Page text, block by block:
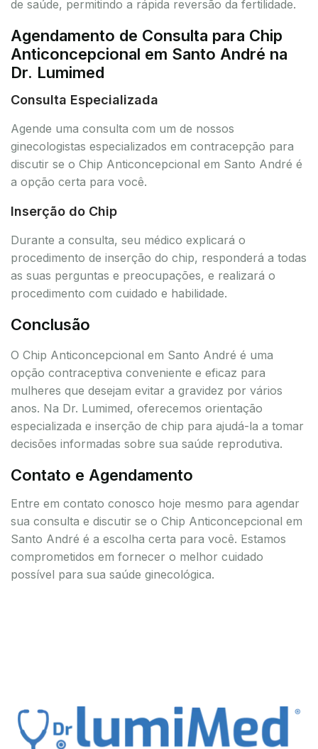
de saúde, permitindo a rápida reversão da fertilidade.
Agendamento de Consulta para Chip
Anticoncepcional em Santo André na
Dr. Lumimed
Consulta Especializada
Agende uma consulta com um de nossos
ginecologistas especializados em contracepção para
discutir se o Chip Anticoncepcional em Santo André é
a opção certa para você.
Inserção do Chip
Durante a consulta, seu médico explicará o
procedimento de inserção do chip, responderá a todas
as suas perguntas e preocupações, e realizará o
procedimento com cuidado e habilidade.
Conclusão
O Chip Anticoncepcional em Santo André é uma
opção contraceptiva conveniente e eficaz para
mulheres que desejam evitar a gravidez por vários
anos. Na Dr. Lumimed, oferecemos orientação
especializada e inserção de chip para ajudá-la a tomar
decisões informadas sobre sua saúde reprodutiva.
Contato e Agendamento
Entre em contato conosco hoje mesmo para agendar
sua consulta e discutir se o Chip Anticoncepcional em
Santo André é a escolha certa para você. Estamos
comprometidos em fornecer o melhor cuidado
possível para sua saúde ginecológica.